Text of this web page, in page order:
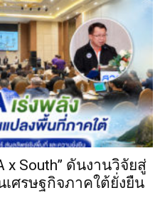
x South” ดันงานวิจัยสู่
เศรษฐกิจภาคใต้ยั่งยืน